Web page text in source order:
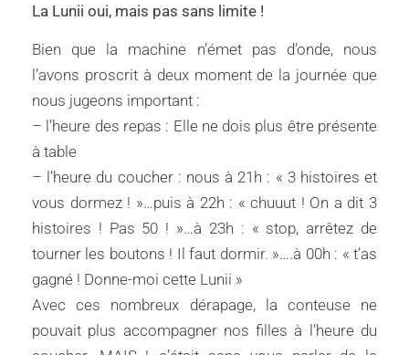
La Lunii oui, mais pas sans limite !
Bien que la machine n’émet pas d’onde, nous
l’avons proscrit à deux moment de la journée que
nous jugeons important :
– l’heure des repas : Elle ne dois plus être présente
à table
– l’heure du coucher : nous à 21h : « 3 histoires et
vous dormez ! »…puis à 22h : « chuuut ! On a dit 3
histoires ! Pas 50 ! »…à 23h : « stop, arrêtez de
tourner les boutons ! Il faut dormir. »….à 00h : « t’as
gagné ! Donne-moi cette Lunii »
Avec ces nombreux dérapage, la conteuse ne
pouvait plus accompagner nos filles à l’heure du